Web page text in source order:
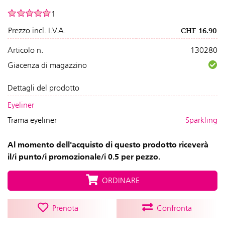
1
Prezzo incl. I.V.A.
CHF 16.90
Articolo n.
130280
Giacenza di magazzino
Dettagli del prodotto
Eyeliner
Trama eyeliner
Sparkling
Al momento dell'acquisto di questo prodotto riceverà
il/i punto/i promozionale/i 0.5 per pezzo.
ORDINARE
Prenota Confronta